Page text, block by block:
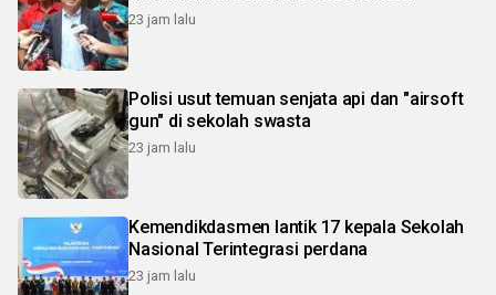
23 jam lalu
Polisi usut temuan senjata api dan "airsoft
gun" di sekolah swasta
23 jam lalu
Kemendikdasmen lantik 17 kepala Sekolah
Nasional Terintegrasi perdana
23 jam lalu